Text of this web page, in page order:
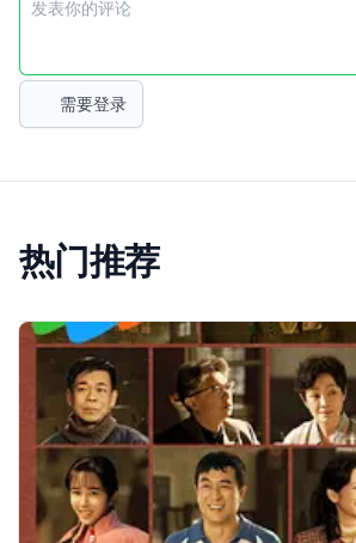
需要登录
热门推荐